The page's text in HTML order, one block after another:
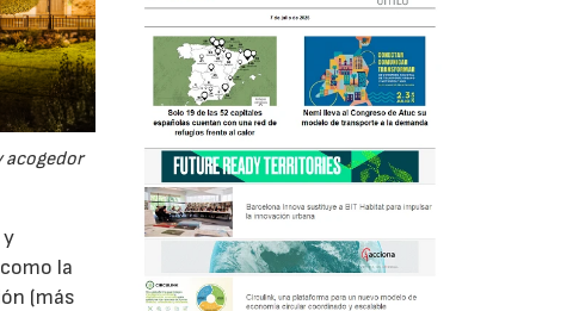
acogedor
la
(más